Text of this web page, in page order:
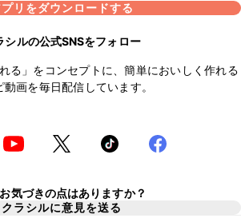
リをダウンロードする
シルの公式SNSをフォロー
る」をコンセプトに、簡単においしく作れる
動画を毎日配信しています。
気づきの点はありますか？
クラシルに意見を送る